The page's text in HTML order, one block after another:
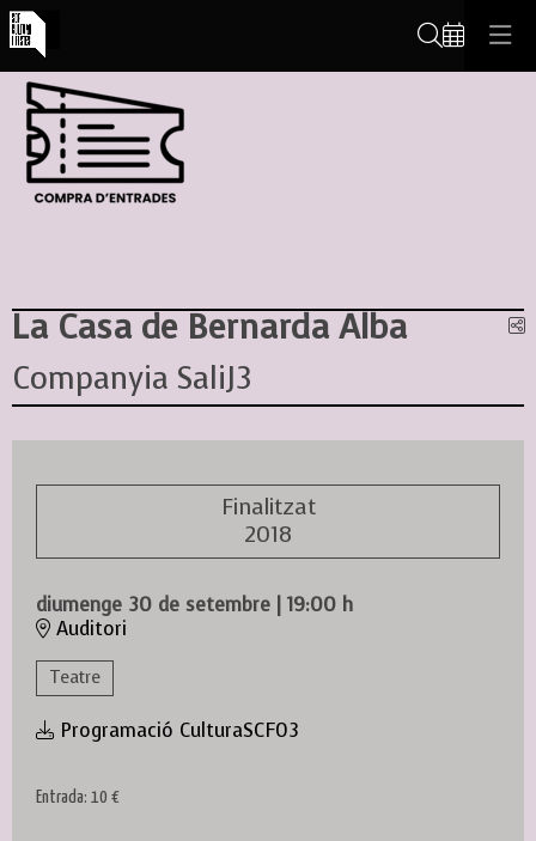
La Casa de Bernarda Alba
Companyia SaliJ3
Finalitzat
2018
diumenge 30 de setembre | 19:00 h
Auditori
Teatre
Programació CulturaSCF03
Entrada: 10 €